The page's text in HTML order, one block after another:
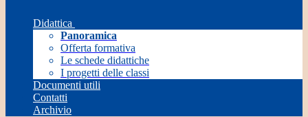
Didattica
Panoramica
Offerta formativa
Le schede didattiche
I progetti delle classi
Documenti utili
Contatti
Archivio